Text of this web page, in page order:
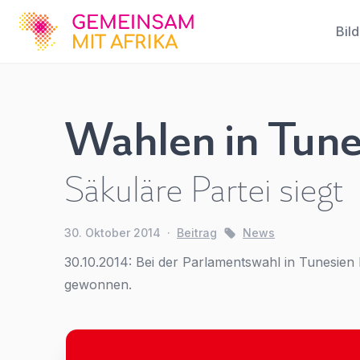
GFA
Wahlen in
Säkuläre Partei siegt
30. Oktober 2014 · Beitrag News
30.10.2014: Bei der Parlamentswahl in
gewonnen.
Wahlen
Tunesien:
Säkuläre
Partei
siegt